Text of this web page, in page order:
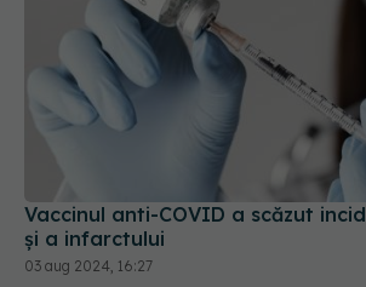
Vaccinul anti-COVID a scăzut
03 aug 2024, 16:27